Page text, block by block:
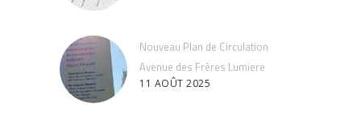
Nouveau Plan de Circulation
Avenue des Frères Lumiere
11 AOÛT 2025